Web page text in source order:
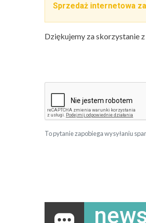
Sprzedaż internetowa
Dziękujemy za skorzystanie
To pytanie zapobiega wysyłaniu